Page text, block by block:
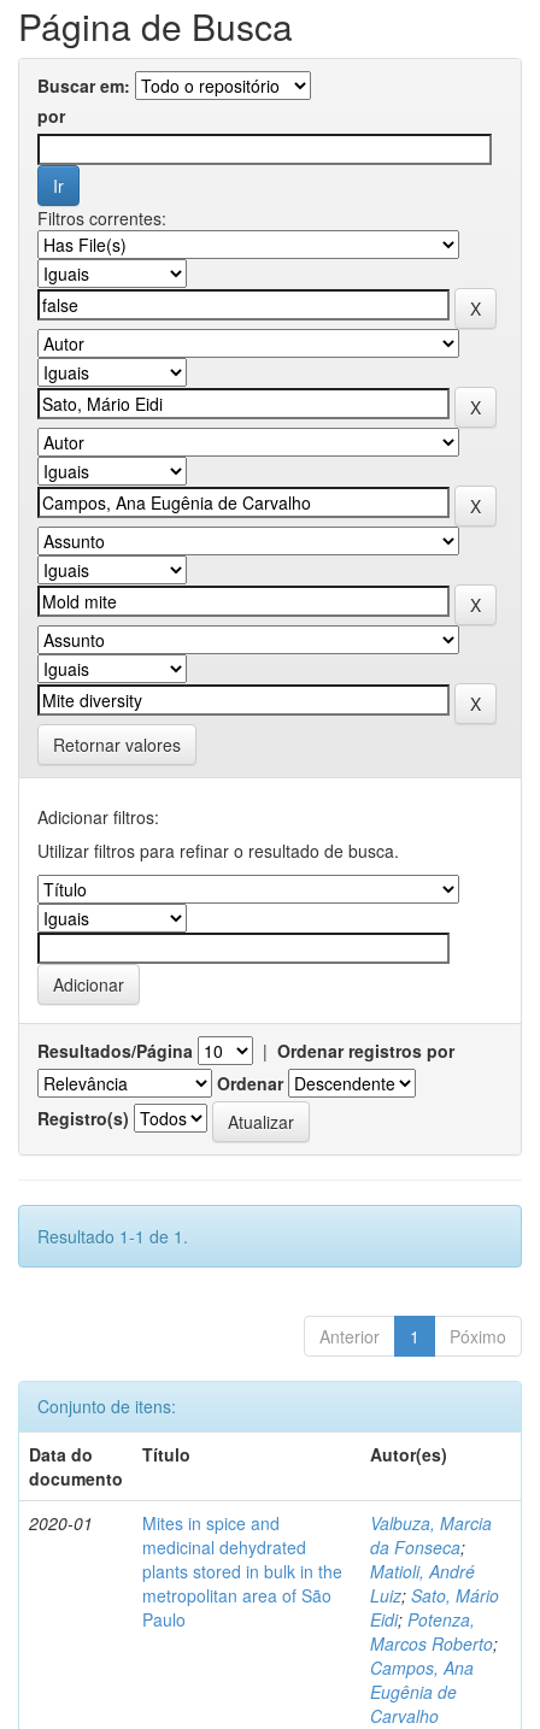
Página de Busca
Buscar em:
por
Filtros correntes:
Retornar valores
Adicionar filtros:
Utilizar filtros para refinar o resultado de busca.
Resultados/Página | Ordenar registros por
Ordenar
Registro(s)
Resultado 1-1 de 1.
Anterior 1 Póximo
Conjunto de itens:
Data do
documento
Título Autor(es)
2020-01
Mites in spice and
medicinal dehydrated
plants stored in bulk in the
metropolitan area of São
Paulo
Valbuza, Marcia
da Fonseca;
Matioli, André
Luiz; Sato, Mário
Eidi; Potenza,
Marcos Roberto;
Campos, Ana
Eugênia de
Carvalho